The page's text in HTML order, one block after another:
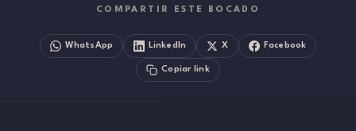
COMPARTIR ESTE BOCADO
WhatsApp LinkedIn X Facebook
Copiar link